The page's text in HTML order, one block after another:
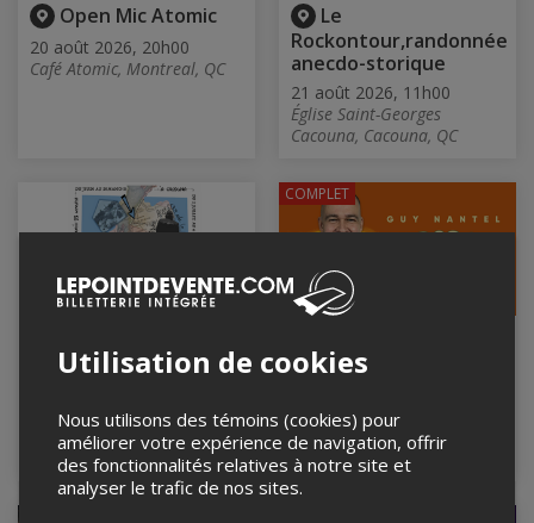
Open Mic Atomic
20 août 2026, 20h00
Café Atomic, Montreal, QC
Le
Rockontour,randonnée
anecdo-storique
21 août 2026, 11h00
Église Saint-Georges
Cacouna, Cacouna, QC
Rockontour,randonnée
21 août 2026, 14h00
Église Saint-Georges
Cacouna, Cacouna, QC
rodage
Les diffusions Pointe-
Valaine, otterburn park, QC
COMPLET
Utilisation de cookies
Nous utilisons des témoins (cookies) pour
améliorer votre expérience de navigation, offrir
des fonctionnalités relatives à notre site et
analyser le trafic de nos sites.